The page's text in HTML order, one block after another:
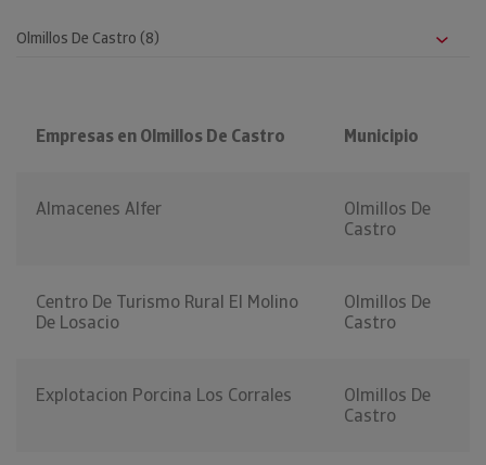
Empresas en Olmillos De Castro Municipio
Almacenes Alfer
Olmillos De
Castro
Centro De Turismo Rural El Molino
De Losacio
Olmillos De
Castro
Explotacion Porcina Los Corrales
Olmillos De
Castro